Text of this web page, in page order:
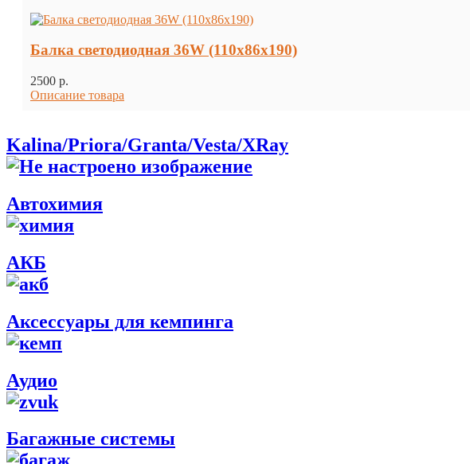
Балка светодиодная 36W (110х86х190)
2500 p.
Описание товара
Kalina/Priora/Granta/Vesta/XRay
Автохимия
АКБ
Аксессуары для кемпинга
Аудио
Багажные системы